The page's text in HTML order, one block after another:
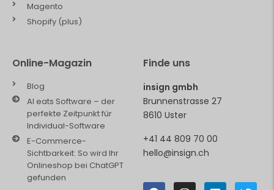
Magento
Shopify (plus)
Online-Magazin
Blog
AI eats Software – der
perfekte Zeitpunkt für
Individual-Software
E-Commerce-
Sichtbarkeit: So wird Ihr
Onlineshop bei ChatGPT
gefunden
Finde uns
insign gmbh
Brunnenstrasse 27
8610 Uster
+41 44 809 70 00
hello@insign.ch